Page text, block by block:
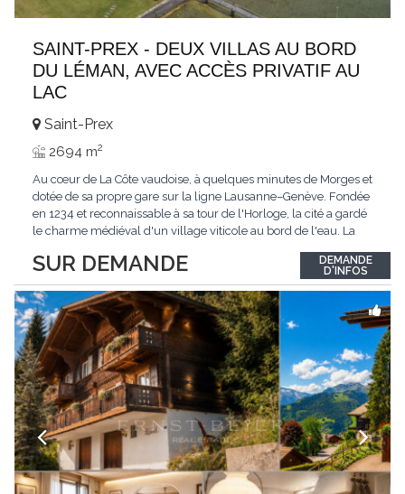
SAINT-PREX - DEUX VILLAS AU BORD
DU LÉMAN, AVEC ACCÈS PRIVATIF AU
LAC
SUR DEMANDE
Saint-Prex
2694 m2
Au cœur de La Côte vaudoise, à quelques minutes de Morges et
dotée de sa propre gare sur la ligne Lausanne–Genève. Fondée
en 1234 et reconnaissable à sa tour de l'Horloge, la cité a gardé
le charme médiéval d'un village viticole au bord de l'eau. La
immédiate des villes. Dans cet environnement privilégié, une
propriété...
DEMANDE
D'INFOS